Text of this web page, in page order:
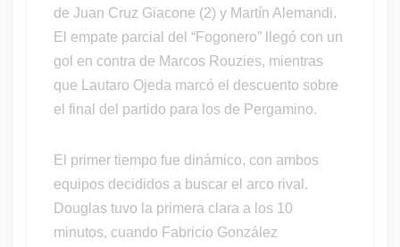
de Juan Cruz Giacone (2) y Martín Alemandi.
El empate parcial del “Fogonero” llegó con un
gol en contra de Marcos Rouzies, mientras
que Lautaro Ojeda marcó el descuento sobre
el final del partido para los de Pergamino.
El primer tiempo fue dinámico, con ambos
equipos decididos a buscar el arco rival.
Douglas tuvo la primera clara a los 10
minutos, cuando Fabricio González